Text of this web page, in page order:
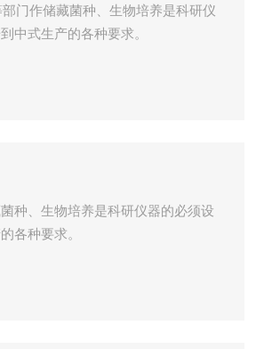
门作储藏菌种、生物培养是科研仪
中式生产的各种要求。
种、生物培养是科研仪器的必须设
各种要求。